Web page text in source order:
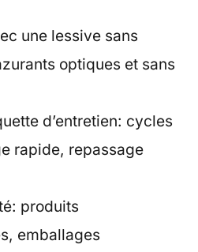
une lessive sans
optiques et sans
d’entretien: cycles
rapide, repassage
produits
emballages